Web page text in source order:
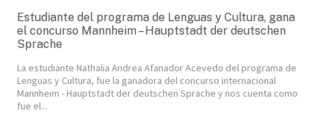
Estudiante del programa de Lenguas y Cultura, gana
el concurso Mannheim – Hauptstadt der deutschen
Sprache
La estudiante Nathalia Andrea Afanador Acevedo del programa de
Lenguas y Cultura, fue la ganadora del concurso internacional
Mannheim - Hauptstadt der deutschen Sprache y nos cuenta como
fue el...